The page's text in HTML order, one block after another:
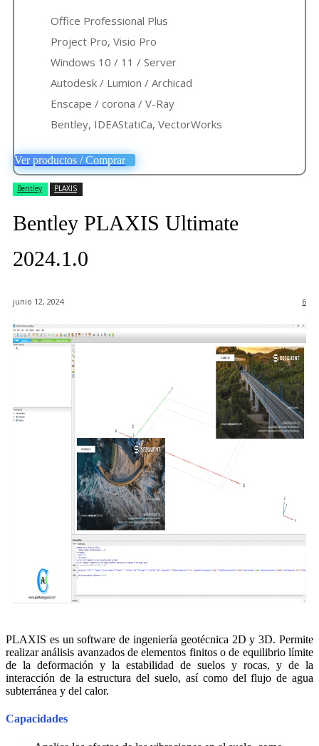
Office Professional Plus
Project Pro, Visio Pro
Windows 10 / 11 / Server
Autodesk / Lumion / Archicad
Enscape / corona / V-Ray
Bentley, IDEAStatiCa, VectorWorks
Ver productos / Comprar
Bentley PLAXIS
Bentley PLAXIS Ultimate
2024.1.0
junio 12, 2024 6
PLAXIS es un software de ingeniería geotécnica 2D y 3D. Permite
realizar análisis avanzados de elementos finitos o de equilibrio límite
de la deformación y la estabilidad de suelos y rocas, y de la
interacción de la estructura del suelo, así como del flujo de agua
subterránea y del calor.
Capacidades